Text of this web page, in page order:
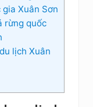
Xuân Sơn
rừng quốc
lịch Xuân